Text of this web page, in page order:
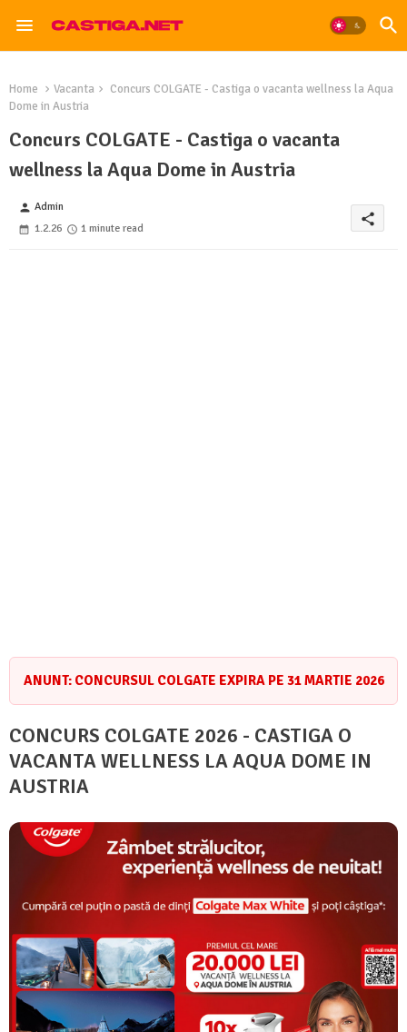
Home Vacanta
Concurs COLGATE - Castiga o vacanta wellness la Aqua
Dome in Austria
Concurs COLGATE - Castiga o vacanta
wellness la Aqua Dome in Austria
person Admin
1.2.26
1 minute read
share
ANUNT: CONCURSUL COLGATE EXPIRA PE 31 MARTIE 2026
CONCURS COLGATE 2026 - CASTIGA O
VACANTA WELLNESS LA AQUA DOME IN
AUSTRIA